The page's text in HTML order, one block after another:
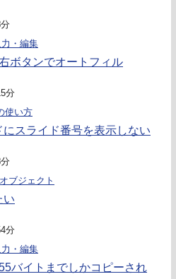
力・編集
ボタンでオートフィル
分
使い方
スライド番号を表示しない
ブジェクト
い
分
力・編集
バイトまでしかコピーされ